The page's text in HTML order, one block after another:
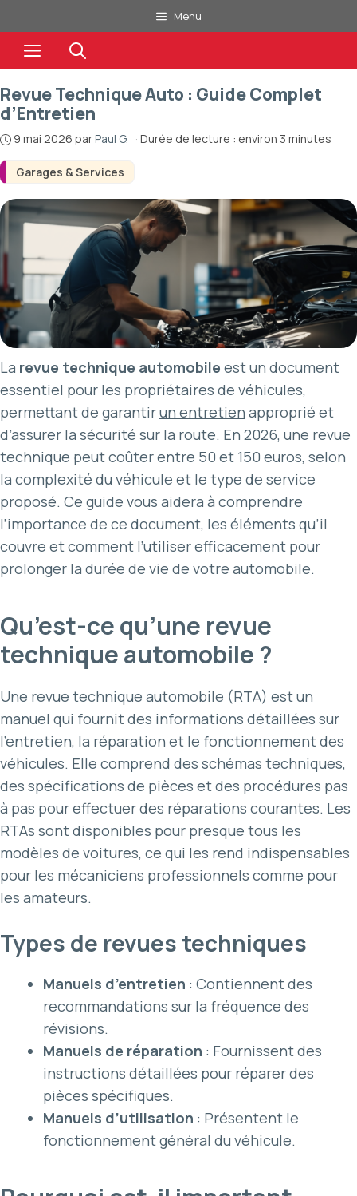
au
contenu
Menu
Menu
Garages & Services
Revue Technique Auto : Guide Complet
d’Entretien
9 mai 2026 parPaul G. · Durée de lecture : environ 3 minutes
La revue technique automobile est un document
essentiel pour les propriétaires de véhicules,
permettant de garantirun entretien approprié et
d’assurer la sécurité sur la route. En 2026, une revue
technique peut coûter entre 50 et 150 euros, selon
la complexité du véhicule et le type de service
proposé. Ce guide vous aidera à comprendre
l’importance de ce document, les éléments qu’il
couvre et comment l’utiliser efficacement pour
prolonger la durée de vie de votre automobile.
Qu’est-ce qu’une revue
technique automobile ?
Une revue technique automobile (RTA) est un
manuel qui fournit des informations détaillées sur
l’entretien, la réparation et le fonctionnement des
véhicules. Elle comprend des schémas techniques,
des spécifications de pièces et des procédures pas
à pas pour effectuer des réparations courantes. Les
RTAs sont disponibles pour presque tous les
modèles de voitures, ce qui les rend indispensables
pour les mécaniciens professionnels comme pour
les amateurs.
Types de revues techniques
Manuels d’entretien : Contiennent des
recommandations sur la fréquence des
révisions.
Manuels de réparation : Fournissent des
instructions détaillées pour réparer des
pièces spécifiques.
Manuels d’utilisation : Présentent le
fonctionnement général du véhicule.